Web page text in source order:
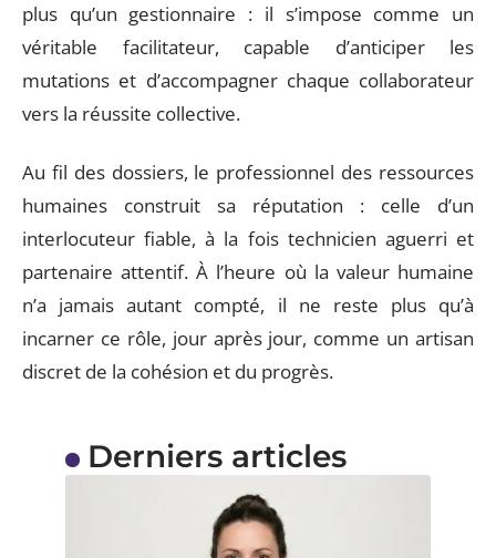
plus qu’un gestionnaire : il s’impose comme un
véritable facilitateur, capable d’anticiper les
mutations et d’accompagner chaque collaborateur
vers la réussite collective.
Au fil des dossiers, le professionnel des ressources
humaines construit sa réputation : celle d’un
interlocuteur fiable, à la fois technicien aguerri et
partenaire attentif. À l’heure où la valeur humaine
n’a jamais autant compté, il ne reste plus qu’à
incarner ce rôle, jour après jour, comme un artisan
discret de la cohésion et du progrès.
Derniers articles